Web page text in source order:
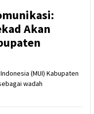
Akan
(MUI) Kabupaten
wadah